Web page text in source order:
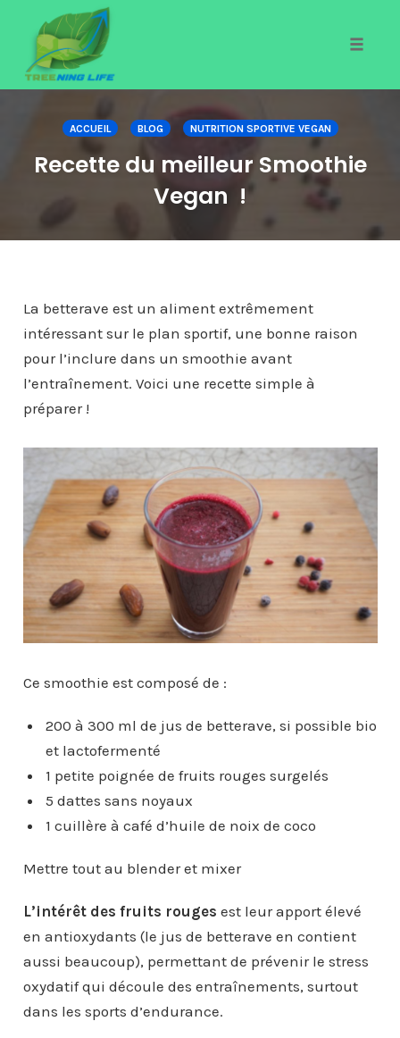
ACCUEIL BLOG NUTRITION SPORTIVE VEGAN
Recette du meilleur Smoothie
Vegan !
La betterave est un aliment extrêmement
intéressant sur le plan sportif, une bonne raison
pour l’inclure dans un smoothie avant
l’entraînement. Voici une recette simple à
préparer !
Ce smoothie est composé de :
200 à 300 ml de jus de betterave, si possible bio
et lactofermenté
1 petite poignée de fruits rouges surgelés
5 dattes sans noyaux
1 cuillère à café d’huile de noix de coco
Mettre tout au blender et mixer
L’intérêt des fruits rouges est leur apport élevé
en antioxydants (le jus de betterave en contient
aussi beaucoup), permettant de prévenir le stress
oxydatif qui découle des entraînements, surtout
dans les sports d’endurance.